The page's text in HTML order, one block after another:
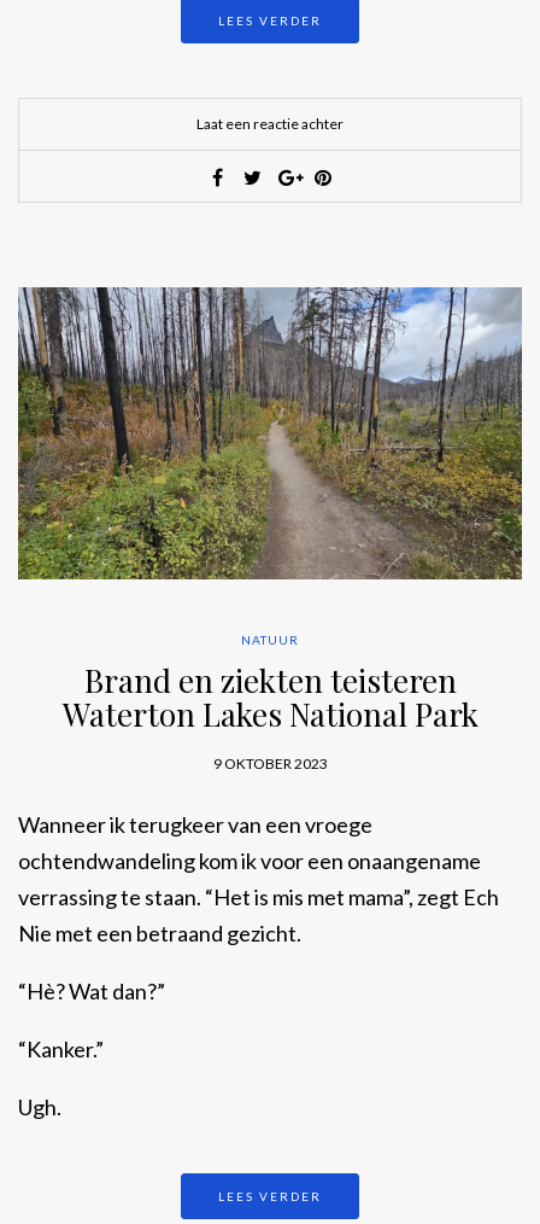
LEES VERDER
Laat een reactie achter
NATUUR
Brand en ziekten teisteren
Waterton Lakes National Park
9 OKTOBER 2023
Wanneer ik terugkeer van een vroege
ochtendwandeling kom ik voor een onaangename
verrassing te staan. “Het is mis met mama”, zegt Ech
Nie met een betraand gezicht.
“Hè? Wat dan?”
“Kanker.”
Ugh.
LEES VERDER